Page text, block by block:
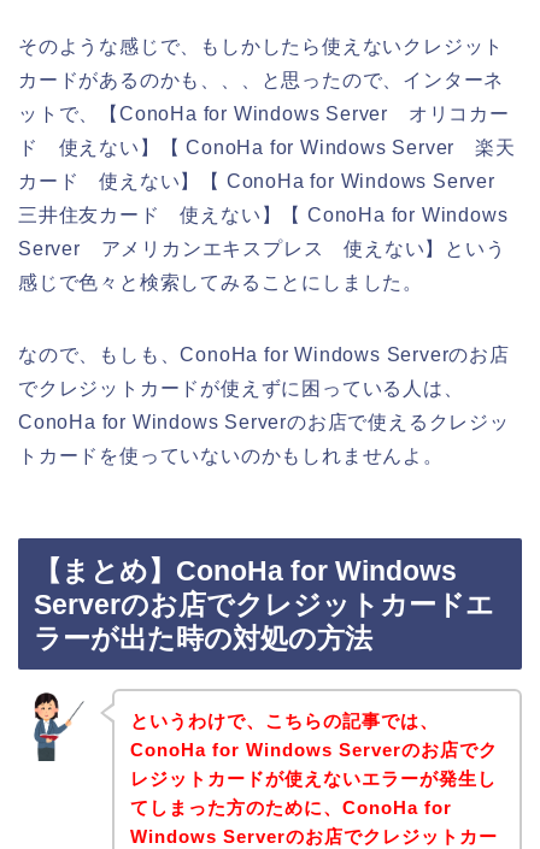
そのような感じで、もしかしたら使えないクレジット
カードがあるのかも、、、と思ったので、インターネ
ットで、【ConoHa for Windows Server オリコカー
ド 使えない】【 ConoHa for Windows Server 楽天
カード 使えない】【 ConoHa for Windows Server
三井住友カード 使えない】【 ConoHa for Windows
Server アメリカンエキスプレス 使えない】という
感じで色々と検索してみることにしました。
なので、もしも、ConoHa for Windows Serverのお店
でクレジットカードが使えずに困っている人は、
ConoHa for Windows Serverのお店で使えるクレジッ
トカードを使っていないのかもしれませんよ。
【まとめ】ConoHa for Windows
Serverのお店でクレジットカードエ
ラーが出た時の対処の方法
というわけで、こちらの記事では、
ConoHa for Windows Serverのお店でク
レジットカードが使えないエラーが発生し
てしまった方のために、ConoHa for
Windows Serverのお店でクレジットカー